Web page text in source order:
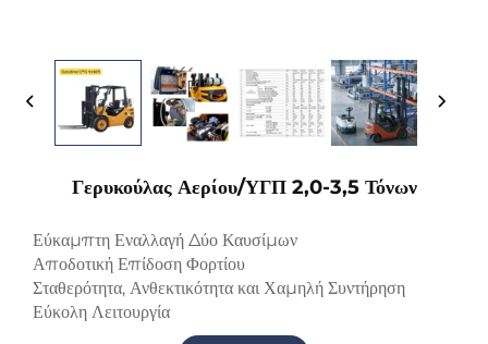
Γερυκούλας Αερίου/ΥΓΠ 2,0-3,5 Τόνων
Εύκαμπτη Εναλλαγή Δύο Καυσίμων
Αποδοτική Επίδοση Φορτίου
Σταθερότητα, Ανθεκτικότητα και Χαμηλή Συντήρηση
Εύκολη Λειτουργία